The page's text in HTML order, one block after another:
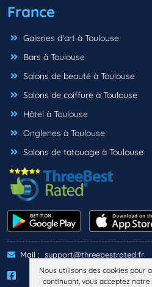
France
Galeries d'art à Toulouse
Bars à Toulouse
Salons de beauté à Toulouse
Salons de coiffure à Toulouse
Hôtel à Toulouse
Ongleries à Toulouse
Salons de tatouage à Toulouse
Mail : support@threebestrated.fr
Nous utilisons des cookies pour
continuant, vous acceptez notre